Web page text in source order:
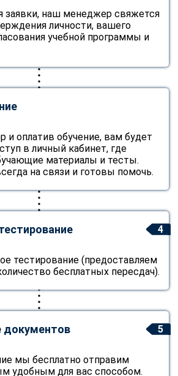
заявки, наш менеджер свяжется
личности, вашего
учебной программы и
и оплатив обучение, вам будет
в личный кабинет, где
материалы и тесты.
на связи и готовы помочь.
4
тестирование (предоставляем
бесплатных пересдач).
5
документов
мы бесплатно отправим
удобным для вас способом.